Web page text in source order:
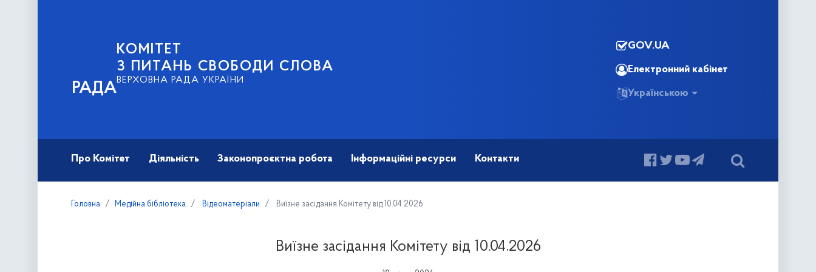
РАДА
КОМІТЕТ
З ПИТАНЬ СВОБОДИ СЛОВА
ВЕРХОВНА РАДА УКРАЇНИ
GOV.UA
Електронний кабінет
Українською
Про Комітет Діяльність Законопроєктна робота Інформаційні ресурси Контакти
Головна Медійна бібліотека Відеоматеріали Виїзне засідання Комітету від 10.04.2026
Виїзне засідання Комітету від 10.04.2026